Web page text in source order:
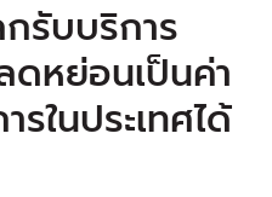
รับบริการ
ดหย่อนเป็นค่า
ในประเทศได้